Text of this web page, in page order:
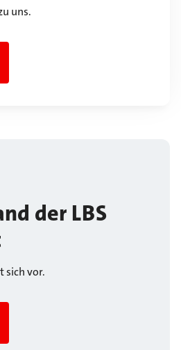
uns.
der LBS
sich vor.